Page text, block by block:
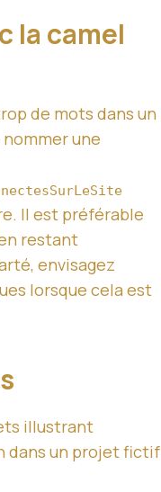
la camel
de mots dans un
une
Il est préférable
restant
envisagez
lorsque cela est
illustrant
dans un projet fictif